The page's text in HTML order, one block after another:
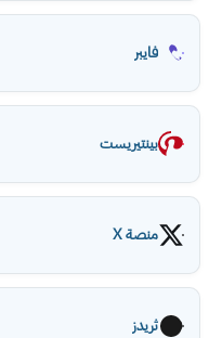
فايبر
بينتيريست
منصة X
ثريدز